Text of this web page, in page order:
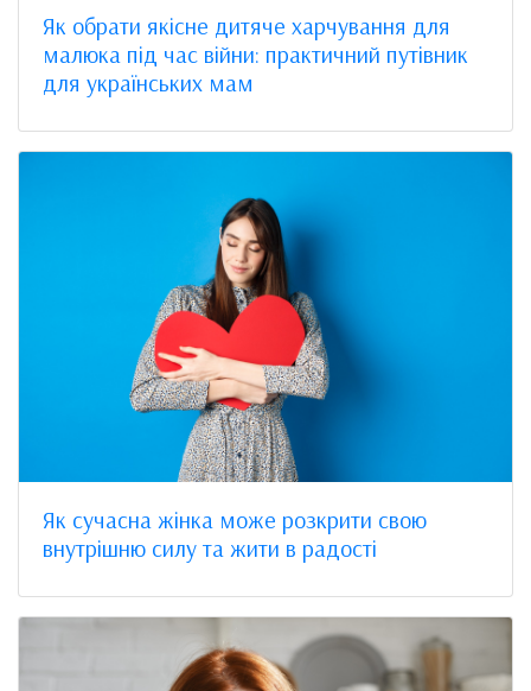
Як обрати якісне дитяче харчування для
малюка під час війни: практичний путівник
для українських мам
Як сучасна жінка може розкрити свою
внутрішню силу та жити в радості